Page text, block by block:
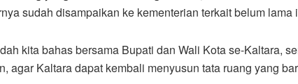
sudah disampaikan ke kementerian terkait belum lama
kita bahas bersama Bupati dan Wali Kota se-Kaltara,
agar Kaltara dapat kembali menyusun tata ruang yang